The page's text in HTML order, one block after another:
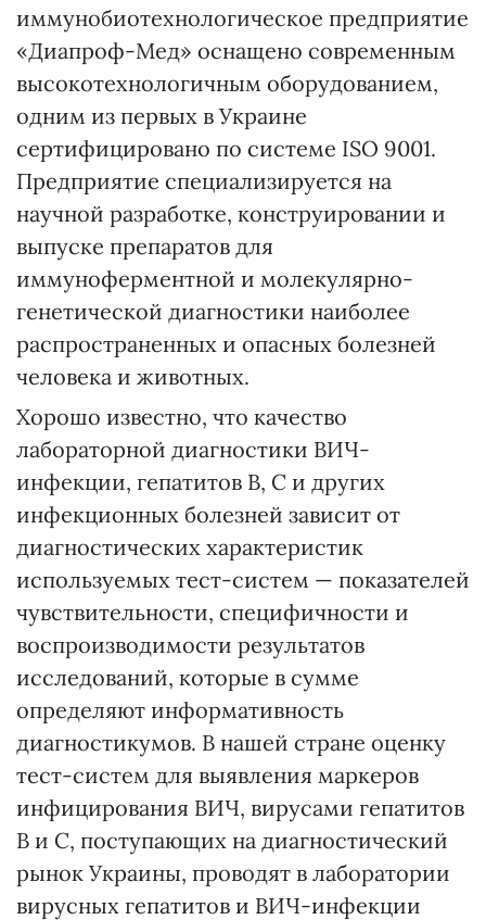
иммунобиотехнологическое предприятие
«Диапроф-Мед» оснащено современным
высокотехнологичным оборудованием,
одним из первых в Украине
сертифицировано по системе ISO 9001.
Предприятие специализируется на
научной разработке, конструировании и
выпуске препаратов для
иммуноферментной и молекулярно-
генетической диагностики наиболее
распространенных и опасных болезней
человека и животных.
Хорошо известно, что качество
лабораторной диагностики ВИЧ-
инфекции, гепатитов В, С и других
инфекционных болезней зависит от
диагностических характеристик
используемых тест-систем — показателей
чувствительности, специфичности и
воспроизводимости результатов
исследований, которые в сумме
определяют информативность
диагностикумов. В нашей стране оценку
тест-систем для выявления маркеров
инфицирования ВИЧ, вирусами гепатитов
В и С, поступающих на диагностический
рынок Украины, проводят в лаборатории
вирусных гепатитов и ВИЧ-инфекции